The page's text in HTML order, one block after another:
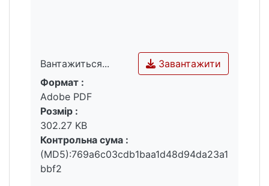
Вантажиться...
Вантажиться...
Завантажити
Формат :
Adobe PDF
Розмір :
302.27 KB
Контрольна сума :
(MD5):769a6c03cdb1baa1d48d94da23a1
bbf2